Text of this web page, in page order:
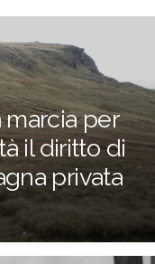
marcia per
il diritto di
privata